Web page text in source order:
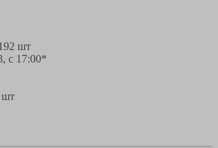
2 шт
с 17:00*
шт